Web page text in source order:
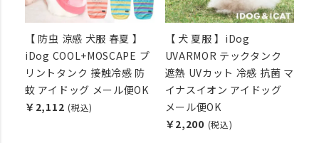
【 防虫 涼感 犬服 春夏 】
iDog COOL+MOSCAPE プ
リントタンク 接触冷感 防
蚊 アイドッグ メール便OK
￥2,112 (税込)
【 犬 夏服 】iDog
UVARMOR テックタンク
遮熱 UVカット 冷感 抗菌 マ
イナスイオン アイドッグ
メール便OK
￥2,200 (税込)